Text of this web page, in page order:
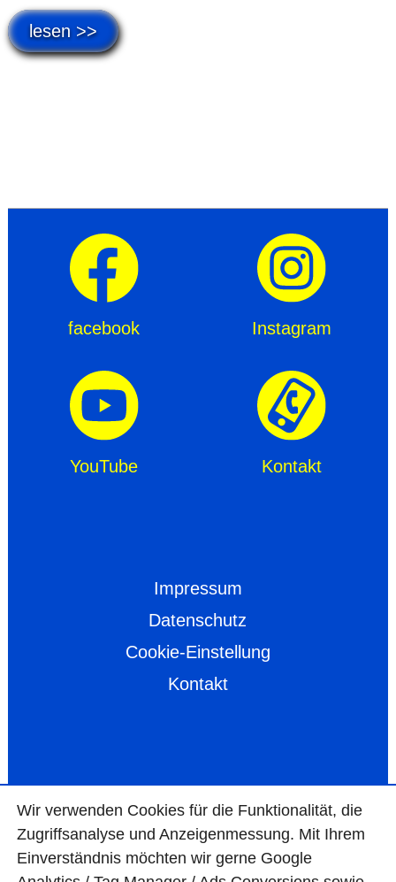
lesen >>
facebook Instagram
YouTube Kontakt
Impressum
Datenschutz
Cookie-Einstellung
Kontakt
Wir ver­wen­den Cookies für die Funktio­na­lität, die
Zugriffs­ana­lyse und Anzei­gen­mes­sung. Mit Ihrem
Ein­ver­ständ­nis möchten wir gerne Google